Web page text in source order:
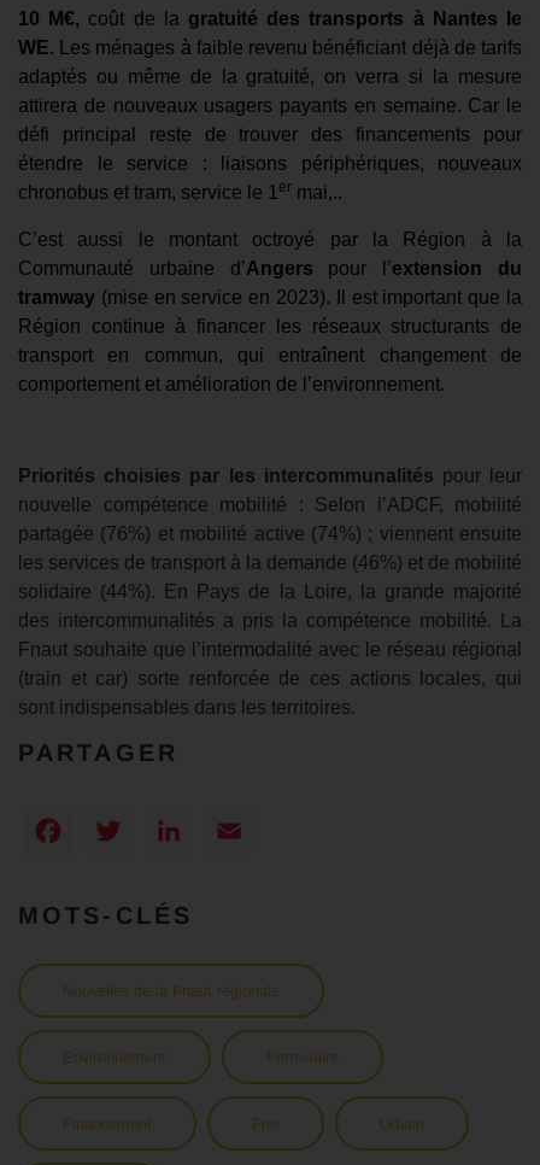
10 M€, coût de la gratuité des transports à Nantes le
WE. Les ménages à faible revenu bénéficiant déjà de tarifs
adaptés ou même de la gratuité, on verra si la mesure
attirera de nouveaux usagers payants en semaine. Car le
défi principal reste de trouver des financements pour
étendre le service : liaisons périphériques, nouveaux
chronobus et tram, service le 1 er mai,..
C’est aussi le montant octroyé par la Région à la
Communauté urbaine d’Angers pour l’extension du
tramway (mise en service en 2023). Il est important que la
Région continue à financer les réseaux structurants de
transport en commun, qui entraînent changement de
comportement et amélioration de l’environnement.
Priorités choisies par les intercommunalités pour leur
nouvelle compétence mobilité : Selon l’ADCF, mobilité
partagée (76%) et mobilité active (74%) ; viennent ensuite
les services de transport à la demande (46%) et de mobilité
solidaire (44%). En Pays de la Loire, la grande majorité
des intercommunalités a pris la compétence mobilité. La
Fnaut souhaite que l’intermodalité avec le réseau régional
(train et car) sorte renforcée de ces actions locales, qui
sont indispensables dans les territoires.
PARTAGER
Facebook
TwitterLinkedIn
MOTS-CLÉS
Nouvelles de la Fnaut régionale
Environnement Ferroviaire
Financement Fret Urbain